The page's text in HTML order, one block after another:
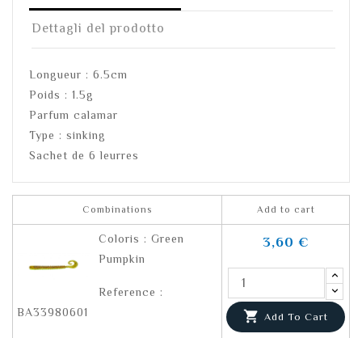
Dettagli del prodotto
Longueur : 6.5cm
Poids : 1.5g
Parfum calamar
Type : sinking
Sachet de 6 leurres
Combinations Add to cart
Coloris : Green
Pumpkin
Reference :
BA33980601
3,60 €
 Add To Cart